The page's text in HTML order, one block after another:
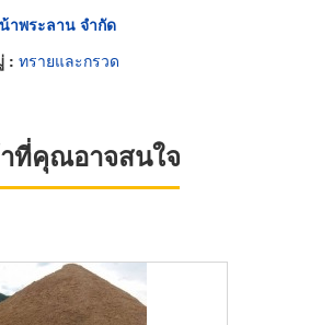
าพระลาน จำกัด
: ทรายและกรวด
ที่คุณอาจสนใจ